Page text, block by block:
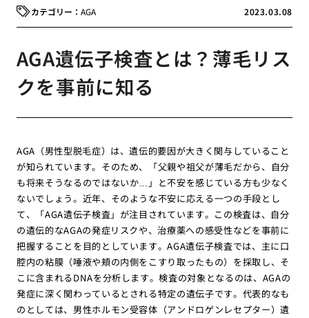
2023.03.08
AGA
AGA遺伝子検査とは？薄毛リス
クを事前に知る
AGA（男性型脱毛症）は、遺伝的要因が大きく関与していること
が知られています。そのため、「父親や祖父が薄毛だから、自分
も将来そうなるのではないか…」と不安を感じている方も少なく
ないでしょう。近年、そのような不安に応える一つの手段とし
て、「AGA遺伝子検査」が注目されています。この検査は、自分
の遺伝的なAGAの発症リスクや、治療薬への感受性などを事前に
把握することを目的としています。AGA遺伝子検査では、主に口
腔内の粘膜（唾液や頬の内側をこすり取ったもの）を採取し、そ
こに含まれるDNAを分析します。検査の対象となるのは、AGAの
発症に深く関わっているとされる特定の遺伝子です。代表的なも
のとしては、男性ホルモン受容体（アンドロゲンレセプター）遺